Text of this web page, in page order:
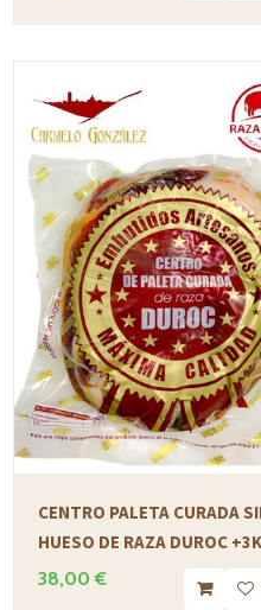
CENTRO PALETA CURADA
HUESO DE RAZA DUROC +3K
38,00 €